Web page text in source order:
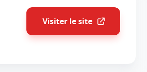
Visiter le site